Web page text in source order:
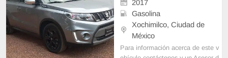
2017
Gasolina
Xochimilco, Ciudad de
México
Para información acerca de este v